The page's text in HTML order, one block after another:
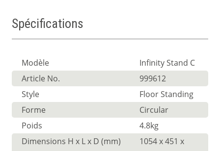
Spécifications
Modèle
Infinity Stand C
Article No.
999612
Style
Floor Standing
Forme
Circular
Poids
4.8kg
Dimensions H x L x D (mm)
1054 x 451 x